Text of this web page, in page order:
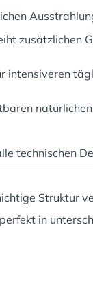
zusätzlichen
intensiveren
technischen
Struktur
in